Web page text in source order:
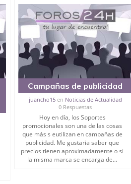
Campañas de publicidad
juancho15en Noticias de Actualidad
0 Respuestas
Hoy en día, los Soportes
promocionales son una de las cosas
que más s eutilizan en campañas de
publicidad. Me gustaria saber que
precios tienen aproximadamente o si
la misma marca se encarga de...